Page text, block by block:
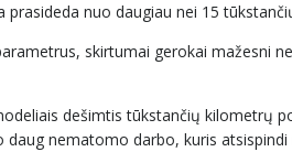
prasideda nuo daugiau nei 15
skirtumai gerokai mažesni
dešimtis tūkstančių kilometrų
daug nematomo darbo, kuris